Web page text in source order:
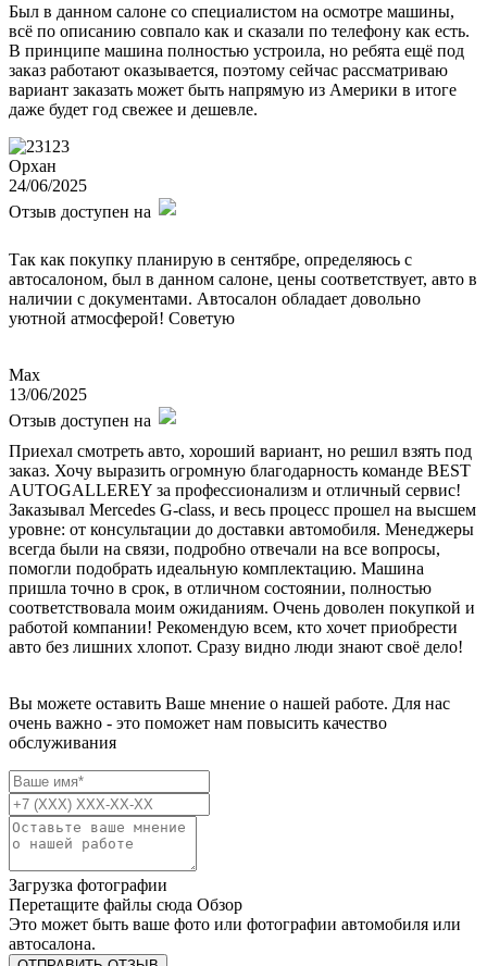
Был в данном салоне со специалистом на осмотре машины,
всё по описанию совпало как и сказали по телефону как есть.
В принципе машина полностью устроила, но ребята ещё под
заказ работают оказывается, поэтому сейчас рассматриваю
вариант заказать может быть напрямую из Америки в итоге
даже будет год свежее и дешевле.
Орхан
24/06/2025
Отзыв доступен на
Так как покупку планирую в сентябре, определяюсь с
автосалоном, был в данном салоне, цены соответствует, авто в
наличии с документами. Автосалон обладает довольно
уютной атмосферой! Советую
Max
13/06/2025
Отзыв доступен на
Приехал смотреть авто, хороший вариант, но решил взять под
заказ. Хочу выразить огромную благодарность команде BEST
AUTOGALLEREY за профессионализм и отличный сервис!
Заказывал Mercedes G-class, и весь процесс прошел на высшем
уровне: от консультации до доставки автомобиля. Менеджеры
всегда были на связи, подробно отвечали на все вопросы,
помогли подобрать идеальную комплектацию. Машина
пришла точно в срок, в отличном состоянии, полностью
соответствовала моим ожиданиям. Очень доволен покупкой и
работой компании! Рекомендую всем, кто хочет приобрести
авто без лишних хлопот. Сразу видно люди знают своё дело!
Вы можете оставить Ваше мнение о нашей работе. Для нас
очень важно - это поможет нам повысить качество
обслуживания
Загрузка фотографии
Перетащите файлы сюда Обзор
Это может быть ваше фото или фотографии автомобиля или
автосалона.